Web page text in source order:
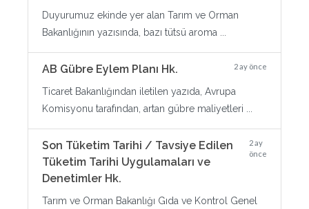
Duyurumuz ekinde yer alan Tarım ve Orman
Bakanlığının yazısında, bazı tütsü aroma ...
AB Gübre Eylem Planı Hk. 2 ay önce
Ticaret Bakanlığından iletilen yazıda, Avrupa
Komisyonu tarafından, artan gübre maliyetleri ...
Son Tüketim Tarihi / Tavsiye Edilen
Tüketim Tarihi Uygulamaları ve
Denetimler Hk.
2 ay
önce
Tarım ve Orman Bakanlığı Gıda ve Kontrol Genel